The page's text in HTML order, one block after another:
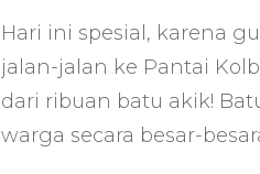
Kolbano
Trip,
Jalan-
Ke
Hari ini spesial, karena
jalan-jalan ke Pantai
dari ribuan batu akik!
warga secara besar-